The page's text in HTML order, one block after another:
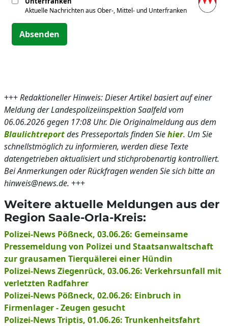
Aktuelle Nachrichten aus Ober-, Mittel- und Unterfranken
Absenden
+++Redaktioneller Hinweis: Dieser Artikel basiert auf einer
Meldung der Landespolizeiinspektion Saalfeld vom
06.06.2026 gegen 17:08 Uhr. Die Originalmeldung aus dem
Blaulichtreportdes Presseportals finden Siehier. Um Sie
schnellstmöglich zu informieren, werden diese Texte
datengetrieben aktualisiert und stichprobenartig kontrolliert.
Bei Anmerkungen oder Rückfragen wenden Sie sich bitte an
hinweis@news.de. +++
Weitere aktuelle Meldungen aus der
Region Saale-Orla-Kreis:
Polizei-News Pößneck, 03.06.26: Gemeinsame
Pressemeldung von Polizei und Staatsanwaltschaft
zur grausamen Tierquälerei einer Hündin
Polizei-News Ziegenrück, 03.06.26: Verkehrsunfall mit
verletzten Radfahrer
Polizei-News Pößneck, 02.06.26: Einbruch in
Firmenlager - Zeugen gesucht
Polizei-News Triptis, 01.06.26: Trunkenheitsfahrt